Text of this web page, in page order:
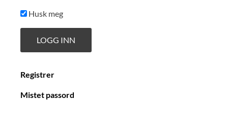
Husk meg
Registrer
Mistet passord